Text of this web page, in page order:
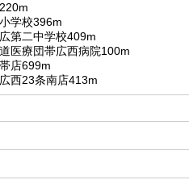
学校396m
第二中学校409m
道医療団帯広西病院100m
店699m
西23条南店413m